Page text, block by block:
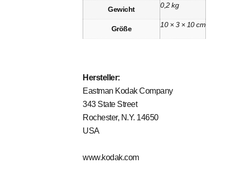
Gewicht 0,2 kg
Größe 10 × 3 × 10 cm
Hersteller:
Eastman Kodak Company
343 State Street
Rochester, N.Y. 14650
USA
www.kodak.com